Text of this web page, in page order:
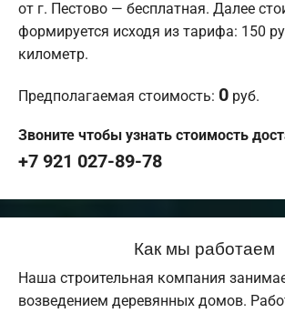
от г. Пестово — бесплатная. Далее
формируется исходя из тарифа: 150
километр.
Предполагаемая стоимость: 0 руб.
Звоните чтобы узнать стоимость
+7 921 027-89-78
Как мы работаем
Наша строительная компания
возведением деревянных домов.